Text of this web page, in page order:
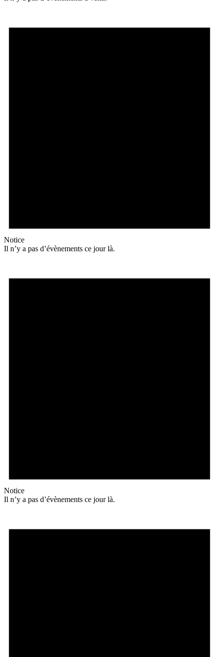
Notice
Il n’y a pas d’évènements ce jour là.
Notice
Il n’y a pas d’évènements ce jour là.